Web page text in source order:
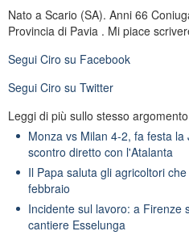
Nato a Scario (SA). Anni 66
Provincia di Pavia . Mi piace
Segui Ciro su Facebook
Segui Ciro su Twitter
Leggi di più sullo stesso
Monza vs Milan 4-2, fa festa
scontro diretto con l'Atalanta
Il Papa saluta gli agricoltori
febbraio
Incidente sul lavoro: a Firenze
cantiere Esselunga